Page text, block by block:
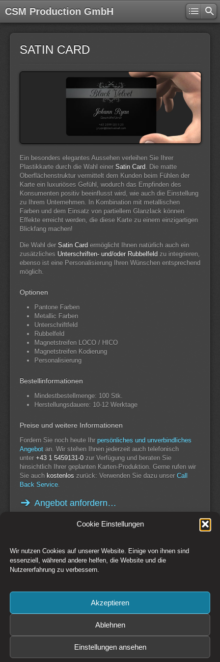
Cookie Einstellungen
Wir nutzen Cookies auf unserer Website. Einige von ihnen sind
essenziell, während andere helfen, die Website und die
Nutzererfahrung zu verbessern.
Akzeptieren
Ablehnen
Einstellungen ansehen
CSM Production GmbH
SATIN CARD
Ein besonders elegantes Aussehen verleihen Sie Ihrer
Plastikkarte durch die Wahl einer Satin Card . Die matte
Oberflächenstruktur vermittelt dem Kunden beim Fühlen der
Karte ein luxuriöses Gefühl, wodurch das Empfinden des
Konsumenten positiv beeinflusst wird, wie auch die Einstellung
zu Ihrem Unternehmen. In Kombination mit metallischen
Farben und dem Einsatz von partiellem Glanzlack können
Effekte erreicht werden, die diese Karte zu einem einzigartigen
Blickfang machen!
Die Wahl der Satin Card ermöglicht Ihnen natürlich auch ein
zusätzliches Unterschriften- und/oder Rubbelfeld zu integrieren,
ebenso ist eine Personalisierung Ihren Wünschen entsprechend
möglich.
Optionen
Pantone Farben
Metallic Farben
Unterschriftfeld
Rubbelfeld
Magnetstreifen LOCO / HICO
Magnetstreifen Kodierung
Personalisierung
Bestellinformationen
Mindestbestellmenge: 100 Stk.
Herstellungsdauere: 10-12 Werktage
Preise und weitere Informationen
Fordern Sie noch heute Ihr persönliches und unverbindliches
Angebot an. Wir stehen Ihnen jederzeit auch telefonisch
unter +43 1 5459131-0 zur Verfügung und beraten Sie
hinsichtlich Ihrer geplanten Karten-Produktion. Gerne rufen wir
Sie auch kostenlos zurück: Verwenden Sie dazu unser Call
Back Service
Angebot anfordern…
Switch to Desktop Version
Copyright © 1993-2026 CSM Production GmbH Österreich - Creative
der CSM Production GmbH
Bildrechte: CSM Production GmbH, Fotolia / Adobe Stock, sofern nicht
anders angegeben.